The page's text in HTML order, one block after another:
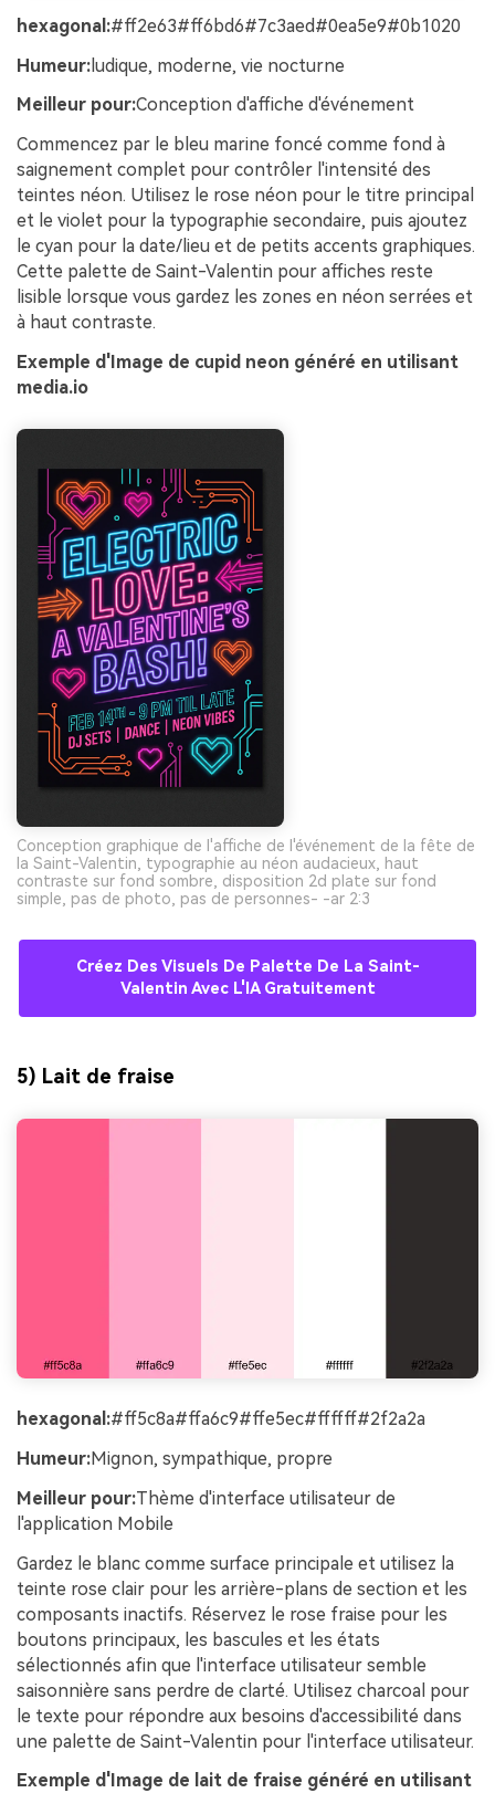
hexagonal:#ff2e63#ff6bd6#7c3aed#0ea5e9#0b1020
Humeur: ludique, moderne, vie nocturne
Meilleur pour:Conception d'affiche d'événement
Commencez par le bleu marine foncé comme fond à
saignement complet pour contrôler l'intensité des
teintes néon. Utilisez le rose néon pour le titre principal
et le violet pour la typographie secondaire, puis ajoutez
le cyan pour la date/lieu et de petits accents graphiques.
Cette palette de Saint-Valentin pour affiches reste
lisible lorsque vous gardez les zones en néon serrées et
à haut contraste.
Exemple d'Image de cupid neon généré en utilisant
media.io
Conception graphique de l'affiche de l'événement de la fête de
la Saint-Valentin, typographie au néon audacieux, haut
contraste sur fond sombre, disposition 2d plate sur fond
simple, pas de photo, pas de personnes- -ar 2:3
Créez Des Visuels De Palette De La Saint-
Valentin Avec L'IA Gratuitement
5) Lait de fraise
hexagonal:#ff5c8a#ffa6c9#ffe5ec#ffffff#2f2a2a
Humeur:Mignon, sympathique, propre
Meilleur pour:Thème d'interface utilisateur de
l'application Mobile
Gardez le blanc comme surface principale et utilisez la
teinte rose clair pour les arrière-plans de section et les
composants inactifs. Réservez le rose fraise pour les
boutons principaux, les bascules et les états
sélectionnés afin que l'interface utilisateur semble
saisonnière sans perdre de clarté. Utilisez charcoal pour
le texte pour répondre aux besoins d'accessibilité dans
une palette de Saint-Valentin pour l'interface utilisateur.
Exemple d'Image de lait de fraise généré en utilisant